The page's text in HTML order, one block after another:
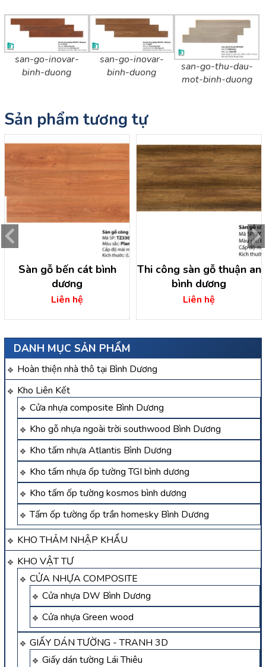
DANH MỤC SẢN PHẨM
Hoàn thiện nhà thô tại Bình Dương
Kho Liên Kết
Cửa nhựa composite Bình Dương
Kho gỗ nhựa ngoài trời southwood Bình Dương
Kho tấm nhựa Atlantis Bình Dương
Kho tấm nhựa ốp tường TGI bình dương
Kho tấm ốp tường kosmos bình dương
Tấm ốp tường ốp trần homesky Bình Dương
KHO THẢM NHẬP KHẨU
KHO VẬT TƯ
CỬA NHỰA COMPOSITE
Cửa nhựa DW Bình Dương
Cửa nhựa Green wood
GIẤY DÁN TƯỜNG - TRANH 3D
Giấy dán tường Lái Thiêu
san-go-inovar-
binh-duong
san-go-inovar-
binh-duong
san-go-thu-dau-
mot-binh-duong
Sản phẩm tương tự
Sàn gỗ bến cát bình
dương
Liên hệ
Thi công sàn gỗ thuận an
bình dương
Liên hệ